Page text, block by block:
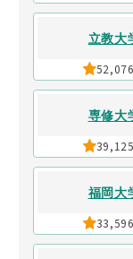
立教大
専修大
福岡大